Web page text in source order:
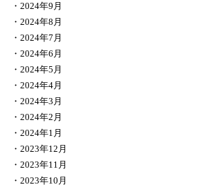
2024年9月
2024年8月
2024年7月
2024年6月
2024年5月
2024年4月
2024年3月
2024年2月
2024年1月
2023年12月
2023年11月
2023年10月